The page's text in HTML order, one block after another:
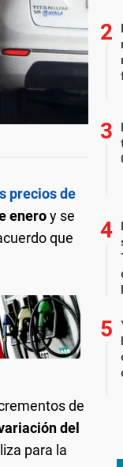
precios de
eneroy se
que
de
del
para la